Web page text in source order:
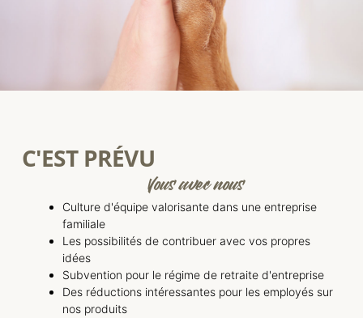
C'EST PRÉVU
Vous avec nous
Culture d'équipe valorisante dans une entreprise
familiale
Les possibilités de contribuer avec vos propres
idées
Subvention pour le régime de retraite d'entreprise
Des réductions intéressantes pour les employés sur
nos produits